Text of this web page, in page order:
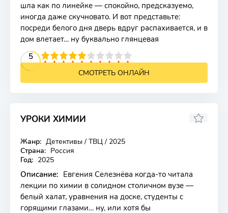
шла как по линейке — спокойно, предсказуемо,
иногда даже скучновато. И вот представьте:
посреди белого дня дверь вдруг распахивается, и в
дом влетает… ну буквально глянцевая
5
4 5 6 7 8 9 10
СМОТРЕТЬ ОНЛАЙН
УРОКИ ХИМИИ
Жанр: Детективы / ТВЦ / 2025
Страна: Россия
Год: 2025
Описание: Евгения Селезнёва когда-то читала
лекции по химии в солидном столичном вузе —
белый халат, уравнения на доске, студенты с
горящими глазами… ну, или хотя бы